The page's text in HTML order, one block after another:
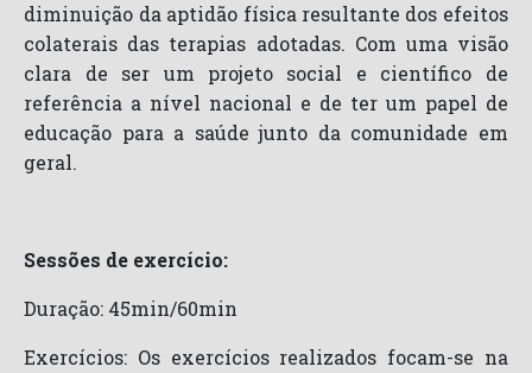
diminuição da aptidão física resultante dos efeitos
colaterais das terapias adotadas. Com uma visão
clara de ser um projeto social e científico de
referência a nível nacional e de ter um papel de
educação para a saúde junto da comunidade em
geral.
Sessões de exercício:
Duração: 45min/60min
Exercícios: Os exercícios realizados focam-se na